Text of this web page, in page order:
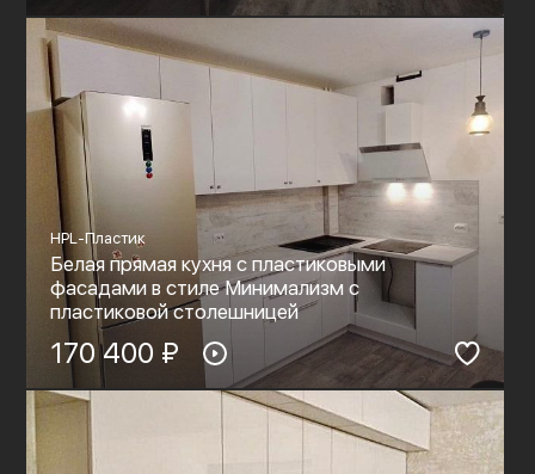
HPL-Пластик
Белая прямая кухня с пластиковыми
фасадами в стиле Минимализм с
пластиковой столешницей
170 400 ₽